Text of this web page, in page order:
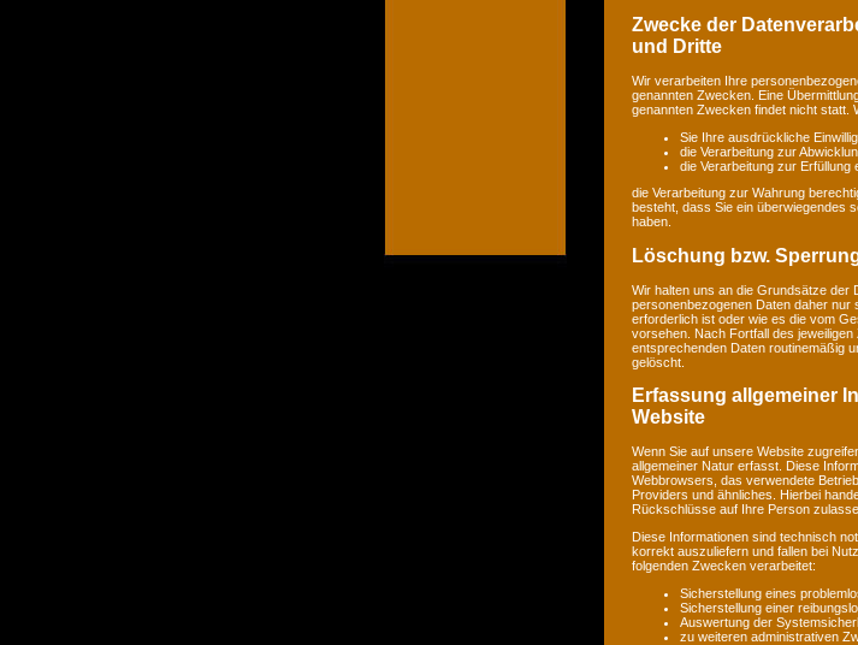
Zwecke der
und Dritte
Wir verarbeiten Ihre
genannten Zwecken. Eine
genannten Zwecken findet nicht statt.
Sie Ihre ausdrückliche
die Verarbeitung zur
die Verarbeitung zur Erfüllung
die Verarbeitung zur Wahrung
besteht, dass Sie ein überwiegendes
haben.
Löschung bzw.
Wir halten uns an die Grundsätze der
personenbezogenen Daten daher nur
erforderlich ist oder wie es die vom
vorsehen. Nach Fortfall des
entsprechenden Daten routinemäßig
gelöscht.
Erfassung allgemeiner
Website
Wenn Sie auf unsere Website
allgemeiner Natur erfasst. Diese
Webbrowsers, das verwendete
Providers und ähnliches. Hierbei
Rückschlüsse auf Ihre Person
Diese Informationen sind technisch
korrekt auszuliefern und fallen bei
folgenden Zwecken verarbeitet:
Sicherstellung eines
Sicherstellung einer
Auswertung der
zu weiteren administrativen